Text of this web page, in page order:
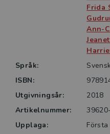
Frida
Ann-
Språk:
ISBN:
Utgivningsår:
2018
Artikelnummer:
Upplaga:
Första